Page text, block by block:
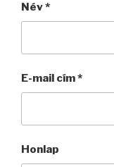
Név*
E-mail cím*
Honlap